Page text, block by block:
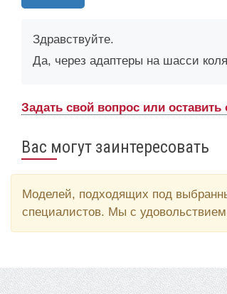
Здравствуйте.
Да, через адаптеры на шасси
Задать свой вопрос или оставить
Вас могут заинтересовать
Моделей, подходящих под
специалистов. Мы с